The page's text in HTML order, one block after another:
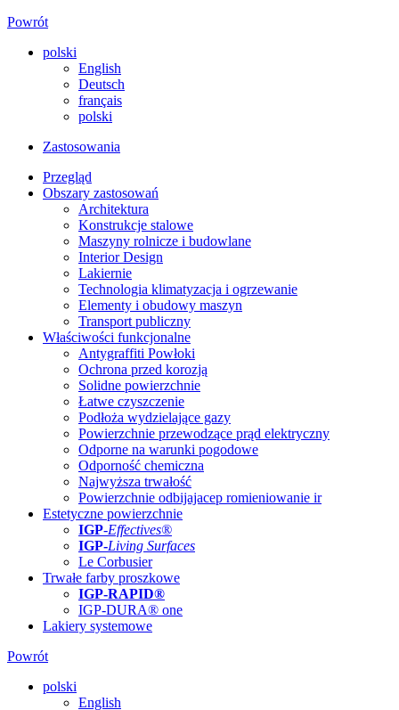
Powrót
polski
English
Deutsch
français
polski
Zastosowania
Przegląd
Obszary zastosowań
Architektura
Konstrukcje stalowe
Maszyny rolnicze i budowlane
Interior Design
Lakiernie
Technologia klimatyzacja i ogrzewanie
Elementy i obudowy maszyn
Transport publiczny
Właściwości funkcjonalne
Antygraffiti Powłoki
Ochrona przed korozją
Solidne powierzchnie
Łatwe czyszczenie
Podłoża wydzielające gazy
Powierzchnie przewodzące prąd elektryczny
Odporne na warunki pogodowe
Odporność chemiczna
Najwyższa trwałość
Powierzchnie odbijajacep romieniowanie ir
Estetyczne powierzchnie
IGP-Effectives®
IGP-Living Surfaces
Le Corbusier
Trwałe farby proszkowe
IGP-RAPID®
IGP-DURA® one
Lakiery systemowe
Powrót
polski
English